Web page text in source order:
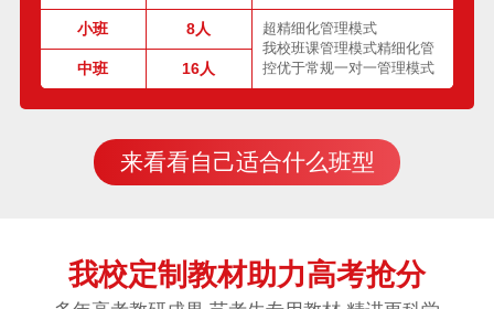
小班 8人
超精细化管理模式
我校班课管理模式精细化管
控优于常规一对一管理模式
中班 16人
来看看自己适合什么班型
我校定制教材助力高考抢分